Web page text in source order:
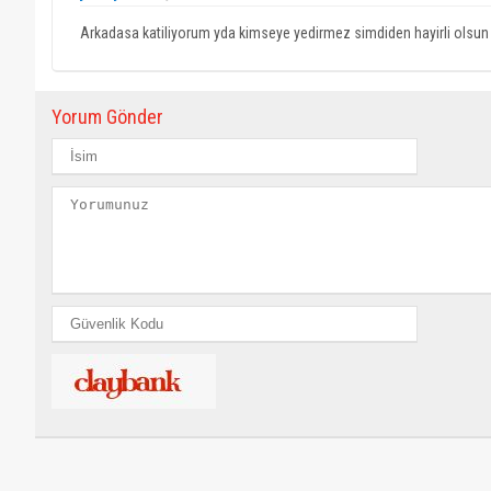
Arkadasa katiliyorum yda kimseye yedirmez simdiden hayirli olsun
Yorum Gönder